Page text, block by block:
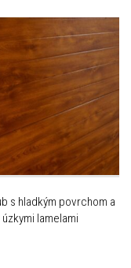
s hladkým povrchom a
úzkymi lamelami